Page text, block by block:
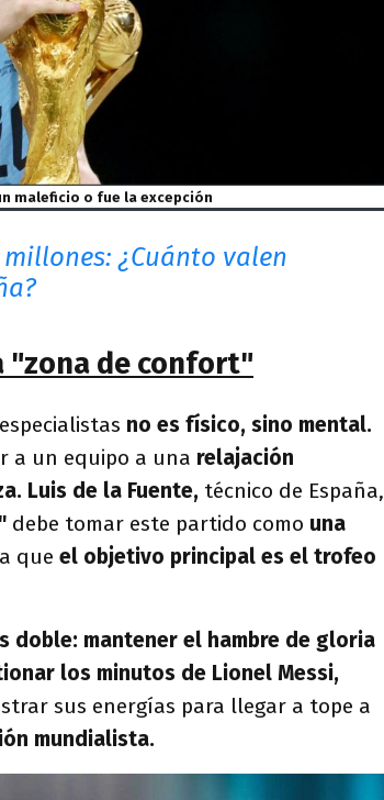
maleficio o fue la excepción
millones: ¿Cuánto valen
"zona de confort"
no es físico, sino mental.
a un equipo a una relajación
Luis de la Fuente, técnico de España,
debe tomar este partido como una
que el objetivo principal es el trofeo
doble: mantener el hambre de gloria
los minutos de Lionel Messi,
sus energías para llegar a tope a
mundialista.